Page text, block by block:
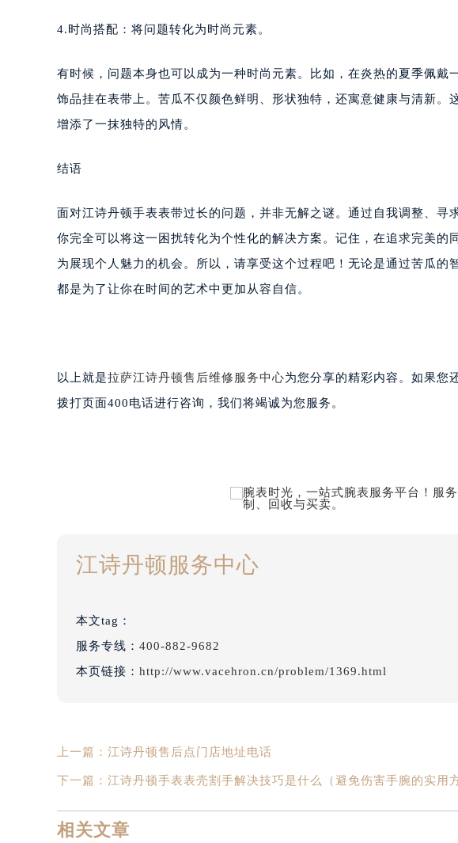
4.时尚搭配：将问题转化为时尚元素。
有时候，问题本身也可以成为一种时尚元素。比如，在炎热的夏季佩戴
饰品挂在表带上。苦瓜不仅颜色鲜明、形状独特，还寓意健康与清新。
增添了一抹独特的风情。
结语
面对江诗丹顿手表表带过长的问题，并非无解之谜。通过自我调整、寻
你完全可以将这一困扰转化为个性化的解决方案。记住，在追求完美的
为展现个人魅力的机会。所以，请享受这个过程吧！无论是通过苦瓜的
都是为了让你在时间的艺术中更加从容自信。
以上就是拉萨江诗丹顿售后维修服务中心为您分享的精彩内容。如果您
拨打页面400电话进行咨询，我们将竭诚为您服务。
江诗丹顿服务中心
本文tag：
服务专线： 400-882-9682
本页链接： http://www.vacehron.cn/problem/1369.html
上一篇： 江诗丹顿售后点门店地址电话
下一篇： 江诗丹顿手表表壳割手解决技巧是什么（避免伤害手腕的实用
相关文章